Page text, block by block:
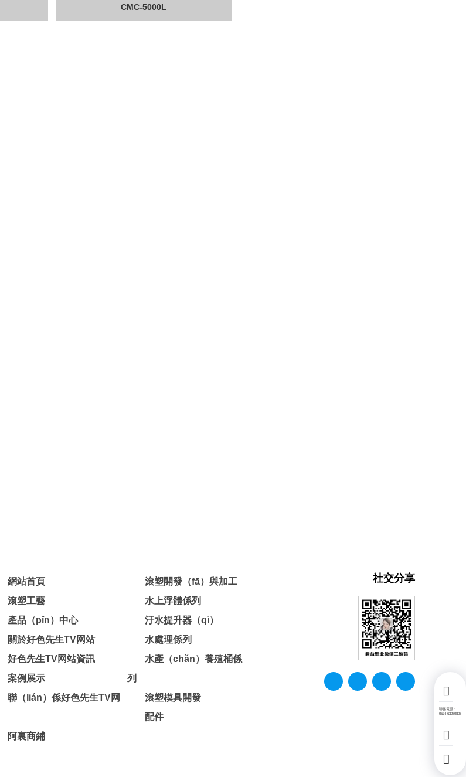
CMC-5000L
網站首頁
滾塑工藝
產品（pǐn）中心
關於好色先生TV网站
好色先生TV网站資訊
案例展示
聯（lián）係好色先生TV网
阿裏商鋪
滾塑開發（fā）與加工
水上浮體係列
汙水提升器（qì）
水處理係列
水產（chǎn）養殖桶係
列
滾塑模具開發
配件
社交分享
聯係電話：
0574-63250808